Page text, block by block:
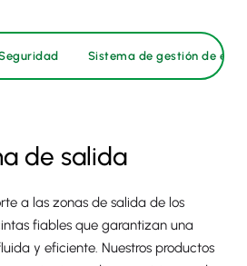
Sistema de gestión de
de salida
a las zonas de salida de los
fiables que garantizan una
y eficiente. Nuestros productos